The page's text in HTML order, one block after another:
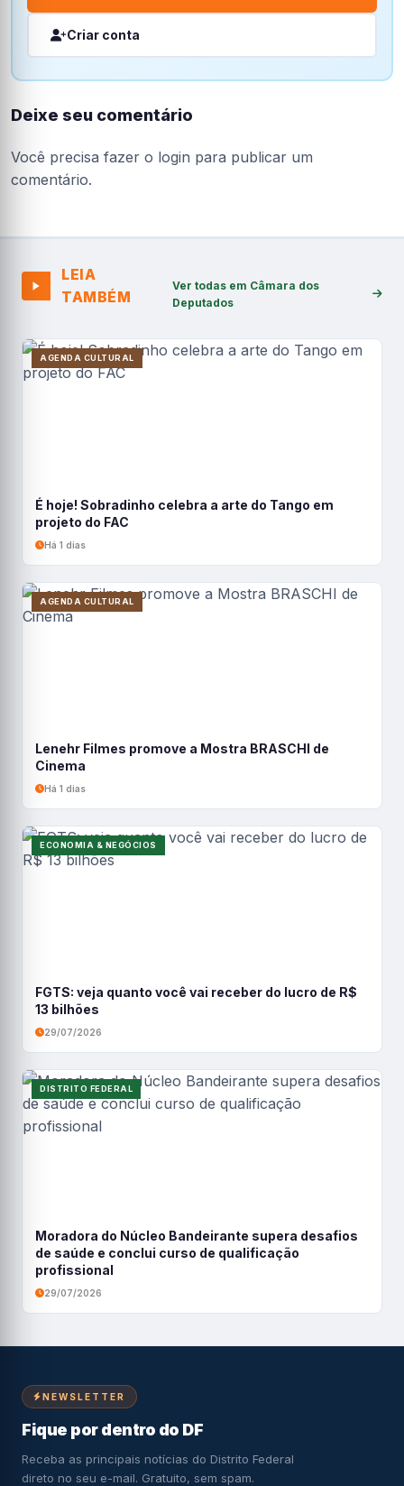
Criar conta
Deixe seu comentário
Você precisa fazer o login para publicar um
comentário.
LEIA
TAMBÉM
Ver todas em Câmara dos
Deputados
AGENDA CULTURAL
É hoje! Sobradinho celebra a arte do Tango em
projeto do FAC
Há 1 dias
AGENDA CULTURAL
Lenehr Filmes promove a Mostra BRASCHI de
Cinema
Há 1 dias
ECONOMIA & NEGÓCIOS
FGTS: veja quanto você vai receber do lucro de R$
13 bilhões
29/07/2026
DISTRITO FEDERAL
Moradora do Núcleo Bandeirante supera desafios
de saúde e conclui curso de qualificação
profissional
29/07/2026
NEWSLETTER
Fique por dentro do DF
Receba as principais notícias do Distrito Federal
direto no seu e-mail. Gratuito, sem spam.